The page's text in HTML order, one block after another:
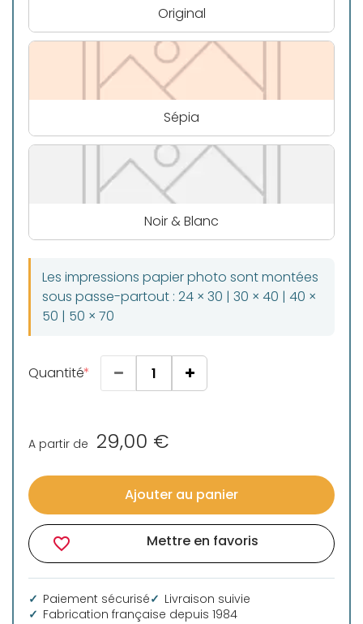
Original
Sépia
Noir & Blanc
Les impressions papier photo sont montées
sous passe-partout : 24 × 30 | 30 × 40 | 40 ×
50 | 50 × 70
Quantité
A partir de 29,00 €
Ajouter au panier
favorite_border Mettre en favoris
Paiement sécurisé
Livraison suivie
Fabrication française depuis 1984